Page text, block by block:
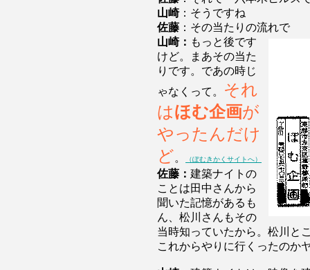
山崎：そうですね
佐藤 ：その当たりの流れで
山崎： もっと後です
けど。まあその当た
りです。であの時じ
ゃなくって。
それ
はほむ企画が
やったんだけ
ど。 （ぽむきかくサイトへ）
佐藤： 建築ナイトの
ことは田中さんから
聞いた記憶があるも
ん、松川さんもその
当時知っていたから。松川と
これからやりに行くったのか